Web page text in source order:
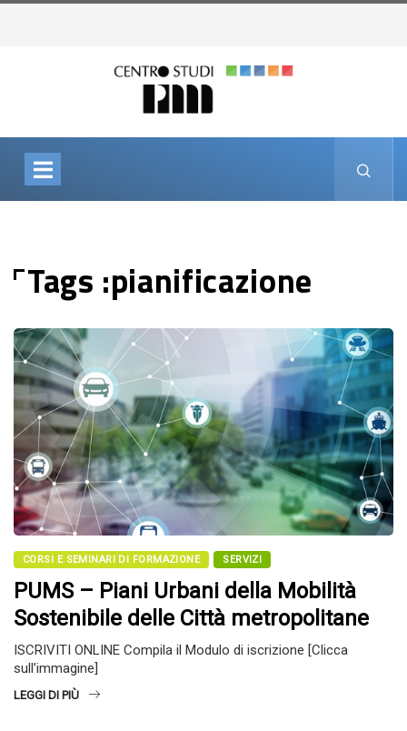
Tags :pianificazione
CORSI E SEMINARI DI FORMAZIONE SERVIZI
PUMS – Piani Urbani della Mobilità
Sostenibile delle Città metropolitane
ISCRIVITI ONLINE Compila il Modulo di iscrizione [Clicca
sull’immagine]
LEGGI DI PIÙ